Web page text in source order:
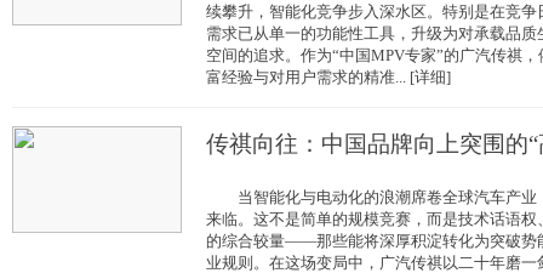
续攀升，智能化竞争步入深水区。特别是在竞
需求已从单一的功能性工具，升级为对承载品
空间的追求。作为“中国MPV专家”的广汽传祺
富经验与对用户需求的精准... [详细]
传祺向往：中国品牌向上突围的
当智能化与电动化的浪潮席卷全球汽车产业
来临。这不是简单的规模竞赛，而是技术话语
的综合较量——那些能将深厚积淀转化为突破势
业规则。在这场变局中，广汽传祺以二十年磨